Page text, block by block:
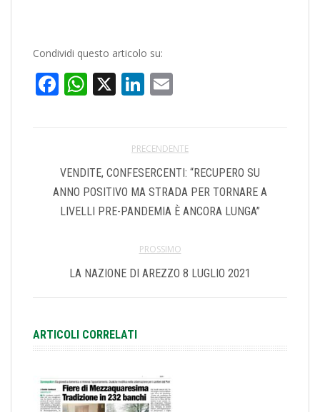
Condividi questo articolo su:
Facebook
WhatsApp
X LinkedIn
PRECENDENTE
VENDITE, CONFESERCENTI: “RECUPERO SU
ANNO POSITIVO MA STRADA PER TORNARE A
LIVELLI PRE-PANDEMIA È ANCORA LUNGA”
PROSSIMO
LA NAZIONE DI AREZZO 8 LUGLIO 2021
ARTICOLI CORRELATI